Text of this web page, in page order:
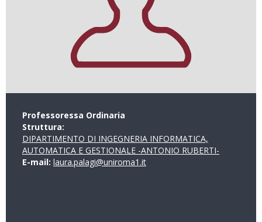
Professoressa Ordinaria
Struttura:
DIPARTIMENTO DI INGEGNERIA INFORMATICA,
AUTOMATICA E GESTIONALE -ANTONIO RUBERTI-
E-mail: laura.palagi@uniroma1.it